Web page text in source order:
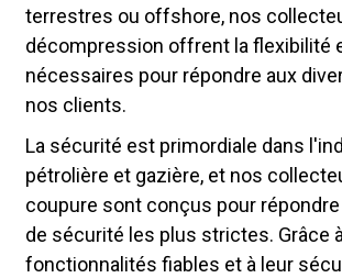
terrestres ou offshore, nos
décompression offrent la flexibilité
nécessaires pour répondre aux
nos clients.
La sécurité est primordiale dans
pétrolière et gazière, et nos
coupure sont conçus pour
de sécurité les plus strictes. Grâce
fonctionnalités fiables et à leur